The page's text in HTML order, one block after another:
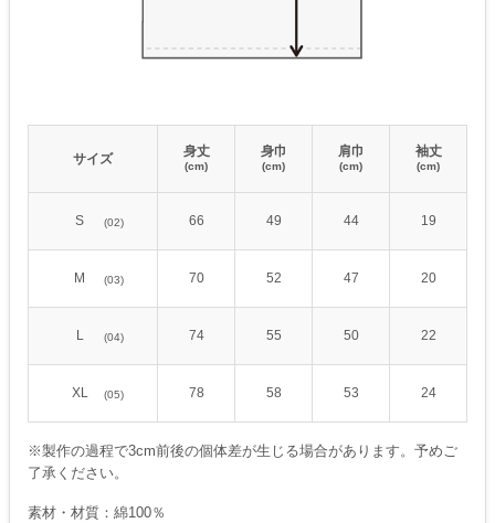
サイズ 身丈
(cm)
身巾
(cm)
肩巾
(cm)
袖丈
(cm)
S (02) 66 49 44 19
M (03) 70 52 47 20
L (04) 74 55 50 22
XL (05) 78 58 53 24
※製作の過程で3cm前後の個体差が生じる場合があります。予めご
了承ください。
素材・材質：綿100％